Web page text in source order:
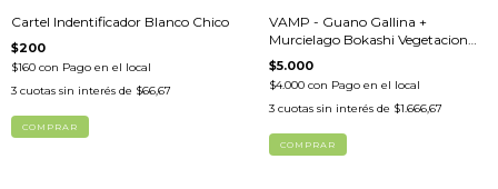
Cartel Indentificador Blanco Chico
$200
$160 con Pago en el local
3 cuotas sin interés de $66,67
VAMP - Guano Gallina +
Murcielago Bokashi Vegetacion
800gr
$5.000
$4.000 con Pago en el local
3 cuotas sin interés de $1.666,67